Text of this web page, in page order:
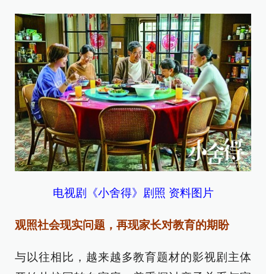
电视剧《小舍得》剧照 资料图片
观照社会现实问题，再现家长对教育的期盼
与以往相比，越来越多教育题材的影视剧主体